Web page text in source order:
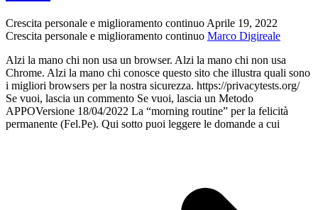
Crescita personale e miglioramento continuo Aprile 19, 2022
Crescita personale e miglioramento continuo Marco Digireale
Alzi la mano chi non usa un browser. Alzi la mano chi non usa
Chrome. Alzi la mano chi conosce questo sito che illustra quali sono
i migliori browsers per la nostra sicurezza. https://privacytests.org/
Se vuoi, lascia un commento Se vuoi, lascia un Metodo
APPOVersione 18/04/2022 La “morning routine” per la felicità
permanente (Fel.Pe). Qui sotto puoi leggere le domande a cui